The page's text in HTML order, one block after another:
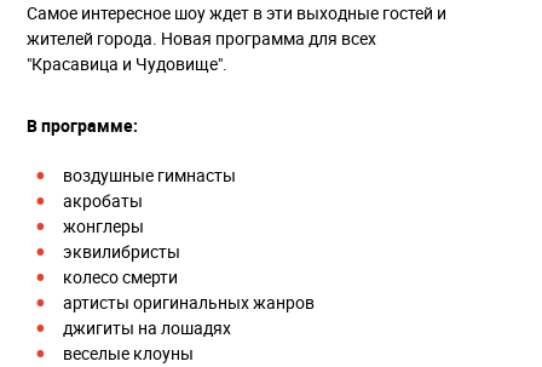
Самое интересное шоу ждет в эти выходные гостей и
жителей города. Новая программа для всех
"Красавица и Чудовище".
В программе:
воздушные гимнасты
акробаты
жонглеры
эквилибристы
колесо смерти
артисты оригинальных жанров
джигиты на лошадях
веселые клоуны